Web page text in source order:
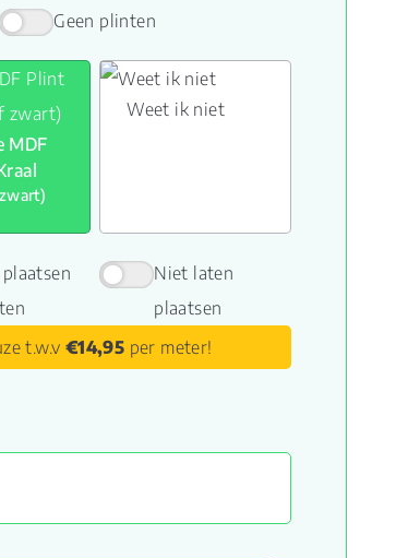
Geen plinten
MDF
Weet ik niet
Niet laten
plaatsen
t.w.v €14,95 per meter!